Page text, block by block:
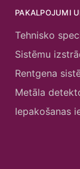
PAKALPOJUMI
Tehnisko
Sistēmu
Rentgena
Metāla
Iepakošanas